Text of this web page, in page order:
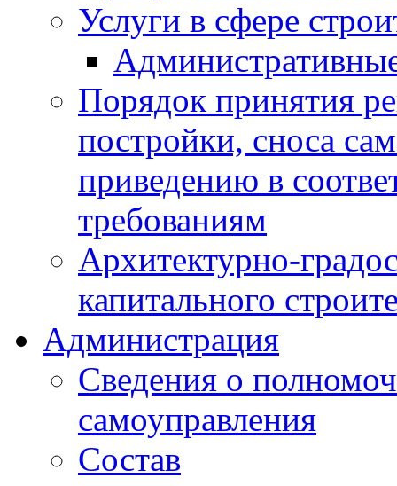
Услуги в сфере
Порядок принятия
постройки, сноса
приведению в
требованиям
Архитектурно-
капитального
Администрация
Сведения о
самоуправления
Состав